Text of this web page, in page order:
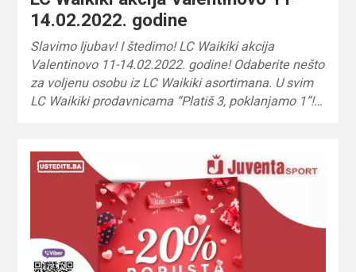
14.02.2022. godine
Slavimo ljubav! I štedimo! LC Waikiki akcija
Valentinovo 11-14.02.2022. godine! Odaberite nešto
za voljenu osobu iz LC Waikiki asortimana. U svim
LC Waikiki prodavnicama “Platiš 3, poklanjamo 1”!…